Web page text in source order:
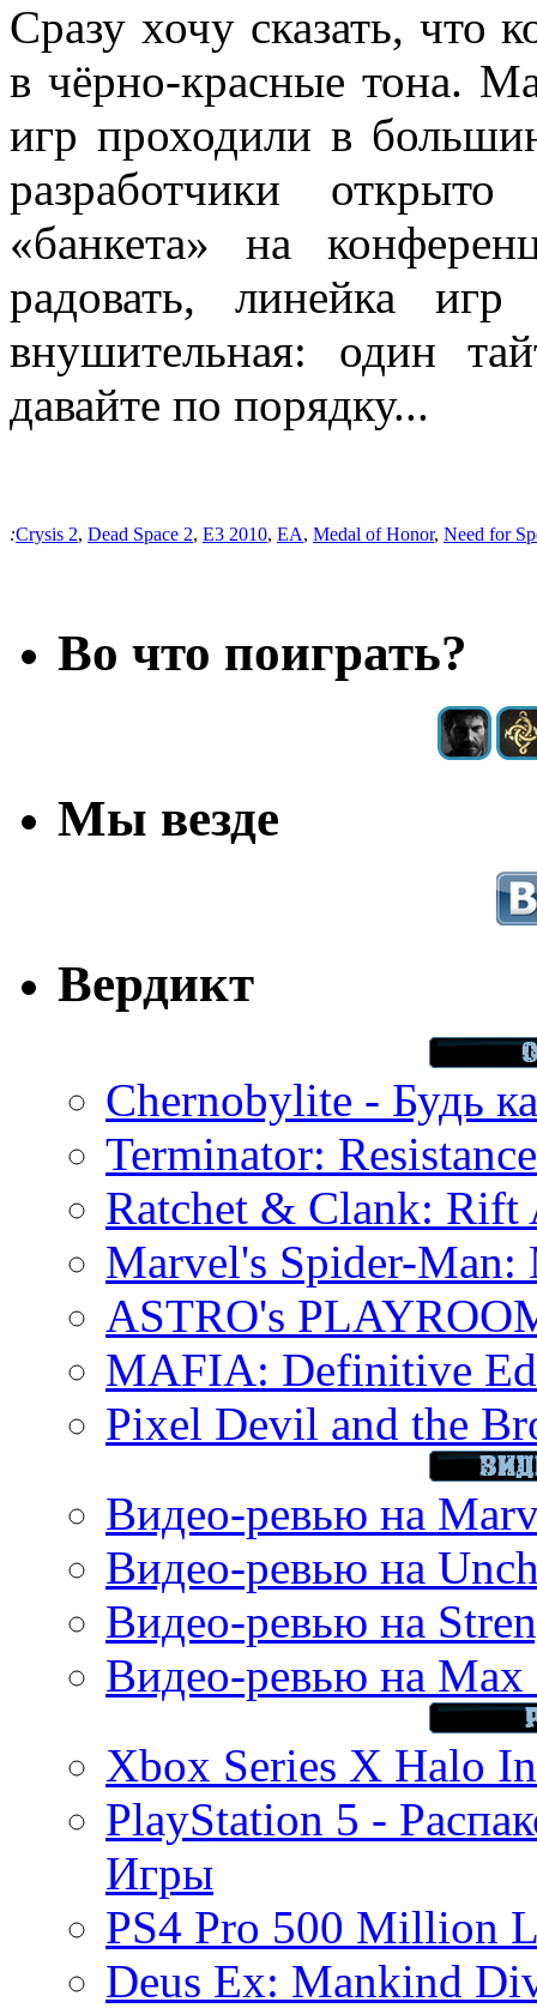
Сразу хочу сказать, что
в чёрно-красные тона.
игр проходили в
разработчики
«банкета» на
радовать, линейка игр
внушительная: один
давайте по порядку...
:Crysis 2, Dead Space 2, E3 2010, EA, Medal of Honor, Need for
Во что поиграть?
Мы везде
Вердикт
Chernobylite - Будь
Terminator:
Ratchet & Clank: Rift
Marvel's Spider-Man:
ASTRO's
MAFIA: Definitive
Pixel Devil and the
Видео-ревью на
Видео-ревью на
Видео-ревью на
Видео-ревью на Max
Xbox Series X Halo
PlayStation 5 -
Игры
PS4 Pro 500 Million
Deus Ex: Mankind